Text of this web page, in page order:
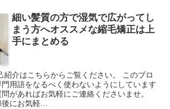
細い髪質の方で湿気で広がってし
まう方へオススメな縮毛矯正は上
手にまとめる
紹介はこちらからご覧ください。 このブロ
用語をなるべく使わないようにしています
があればお気軽にご連絡くださいませ。
にお気軽...